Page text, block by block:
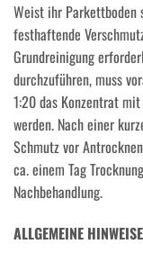
Weist ihr Parkettboden
festhaftende
Grundreinigung
durchzuführen, muss
1:20 das Konzentrat
werden. Nach einer
Schmutz vor
ca. einem Tag
Nachbehandlung.
ALLGEMEINE HINWEISE